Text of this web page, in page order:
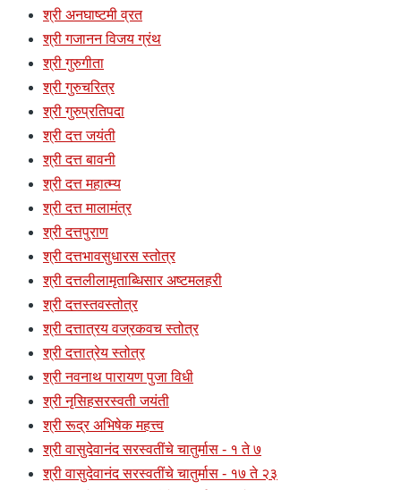
श्री अनघाष्टमी व्रत
श्री गजानन विजय ग्रंथ
श्री गुरुगीता
श्री गुरुचरित्र
श्री गुरुप्रतिपदा
श्री दत्त जयंती
श्री दत्त बावनी
श्री दत्त महात्म्य
श्री दत्त मालामंत्र
श्री दत्तपुराण
श्री दत्तभावसुधारस स्तोत्र
श्री दत्तलीलामृताब्धिसार अष्टमलहरी
श्री दत्तस्तवस्तोत्र
श्री दत्तात्रय वज्रकवच स्तोत्र
श्री दत्तात्रेय स्तोत्र
श्री नवनाथ पारायण पुजा विधी
श्री नृसिहसरस्वती जयंती
श्री रूद्र अभिषेक महत्त्व
श्री वासुदेवानंद सरस्वतींचे चातुर्मास - १ ते ७
श्री वासुदेवानंद सरस्वतींचे चातुर्मास - १७ ते २३